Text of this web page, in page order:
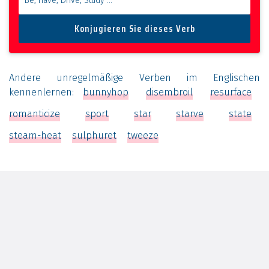
Andere unregelmäßige Verben im Englischen
kennenlernen: bunnyhop disembroil
resurface
romanticize
sport star starve
state
steam-heat
sulphuret tweeze